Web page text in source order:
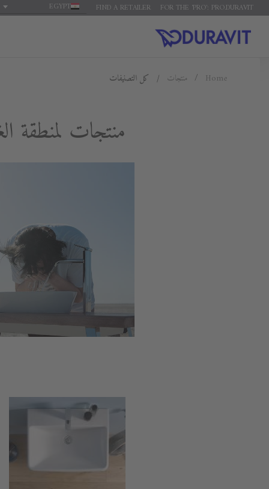
FOR THE 'PRO': PRO.DURAVIT
FIND A RETAILER
EGYPT
Home منتجات كل التصنيفات
منتجات لمنطقة